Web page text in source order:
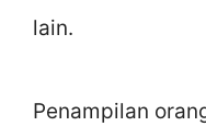
lain.
Penampilan